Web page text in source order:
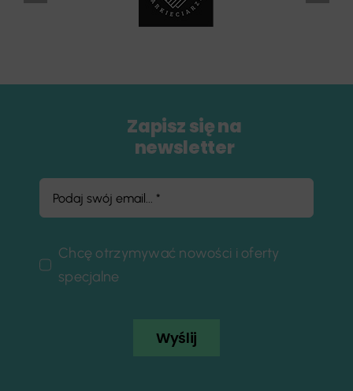
Zapisz się na
newsletter
Chcę otrzymywać nowości i oferty
specjalne
Wyślij